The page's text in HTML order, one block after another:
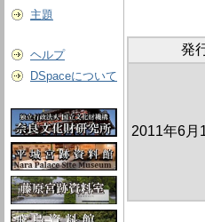
主題
ヘルプ
DSpaceについて
発
2011年6月